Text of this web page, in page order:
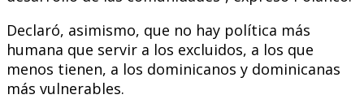
Declaró, asimismo, que no hay política más
humana que servir a los excluidos, a los que
menos tienen, a los dominicanos y dominicanas
más vulnerables.